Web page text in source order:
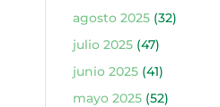
agosto 2025(32)
julio 2025(47)
junio 2025(41)
mayo 2025(52)